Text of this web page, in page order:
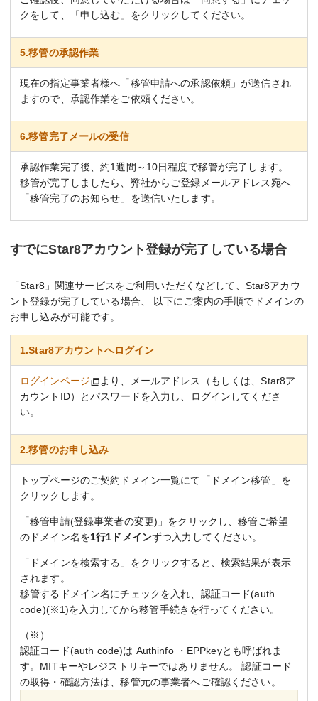
クをして、「申し込む」をクリックしてください。
5.移管の承認作業
現在の指定事業者様へ「移管申請への承認依頼」が送信され
ますので、承認作業をご依頼ください。
6.移管完了メールの受信
承認作業完了後、約1週間～10日程度で移管が完了します。
移管が完了しましたら、弊社からご登録メールアドレス宛へ
「移管完了のお知らせ」を送信いたします。
すでにStar8アカウント登録が完了している場合
「Star8」関連サービスをご利用いただくなどして、Star8アカウ
ント登録が完了している場合、 以下にご案内の手順でドメインの
お申し込みが可能です。
1.Star8アカウントへログイン
ログインページ
より、メールアドレス（もしくは、Star8ア
カウントID）とパスワードを入力し、ログインしてくださ
い。
2.移管のお申し込み
トップページのご契約ドメイン一覧にて「ドメイン移管」を
クリックします。
「移管申請(登録事業者の変更)」をクリックし、移管ご希望
のドメイン名を1行1ドメインずつ入力してください。
「ドメインを検索する」をクリックすると、検索結果が表示
されます。
移管するドメイン名にチェックを入れ、認証コード(auth
code)(※1)を入力してから移管手続きを行ってください。
（※）
認証コード(auth code)は Authinfo ・EPPkeyとも呼ばれま
す。MITキーやレジストリキーではありません。 認証コード
の取得・確認方法は、移管元の事業者へご確認ください。